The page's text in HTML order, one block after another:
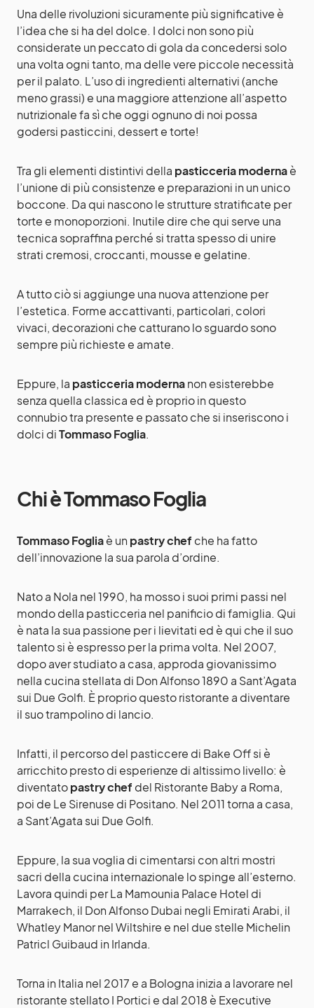
Una delle rivoluzioni sicuramente più significative è
l’idea che si ha del dolce. I dolci non sono più
considerate un peccato di gola da concedersi solo
una volta ogni tanto, ma delle vere piccole necessità
per il palato. L’uso di ingredienti alternativi (anche
meno grassi) e una maggiore attenzione all’aspetto
nutrizionale fa sì che oggi ognuno di noi possa
godersi pasticcini, dessert e torte!
Tra gli elementi distintivi della pasticceria modernaè
l’unione di più consistenze e preparazioni in un unico
boccone. Da qui nascono le strutture stratificate per
torte e monoporzioni. Inutile dire che qui serve una
tecnica sopraffina perché si tratta spesso di unire
strati cremosi, croccanti, mousse e gelatine.
A tutto ciò si aggiunge una nuova attenzione per
l’estetica. Forme accattivanti, particolari, colori
vivaci, decorazioni che catturano lo sguardo sono
sempre più richieste e amate.
Eppure, la pasticceria modernanon esisterebbe
senza quella classica ed è proprio in questo
connubio tra presente e passato che si inseriscono i
dolci diTommaso Foglia.
Chi è Tommaso Foglia
Tommaso Fogliaè un pastry chef che ha fatto
dell’innovazione la sua parola d’ordine.
Nato a Nola nel 1990, ha mosso i suoi primi passi nel
mondo della pasticceria nel panificio di famiglia. Qui
è nata la sua passione per i lievitati ed è qui che il suo
talento si è espresso per la prima volta. Nel 2007,
dopo aver studiato a casa, approda giovanissimo
nella cucina stellata di Don Alfonso 1890 a Sant’Agata
sui Due Golfi. È proprio questo ristorante a diventare
il suo trampolino di lancio.
Infatti, il percorso del pasticcere di Bake Off si è
arricchito presto di esperienze di altissimo livello: è
diventatopastry chef del Ristorante Baby a Roma,
poi de Le Sirenuse di Positano. Nel 2011 torna a casa,
a Sant’Agata sui Due Golfi.
Eppure, la sua voglia di cimentarsi con altri mostri
sacri della cucina internazionale lo spinge all’esterno.
Lavora quindi per La Mamounia Palace Hotel di
Marrakech, il Don Alfonso Dubai negli Emirati Arabi, il
Whatley Manor nel Wiltshire e nel due stelle Michelin
Patricl Guibaud in Irlanda.
Torna in Italia nel 2017 e a Bologna inizia a lavorare nel
ristorante stellato I Portici e dal 2018 è Executive